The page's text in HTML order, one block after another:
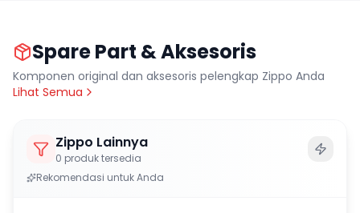
Spare Part & Aksesoris
Komponen original dan aksesoris pelengkap Zippo Anda
Lihat Semua
Zippo Lainnya
0 produk tersedia
Rekomendasi untuk Anda